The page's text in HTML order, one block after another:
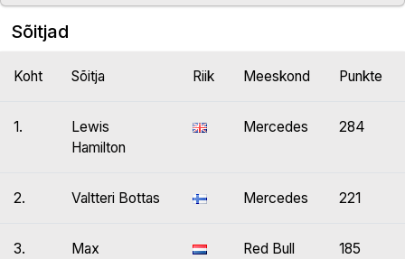
Sõitjad
Koht Sõitja Riik Meeskond Punkte
1.
Lewis
Hamilton
Mercedes 284
2. Valtteri Bottas Mercedes 221
3.
Max
Red Bull 185